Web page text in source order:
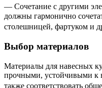
— Сочетание с другими
должны гармонично
столешницей, фартуком и
Выбор материалов
Материалы для навесных
прочными, устойчивыми к
также соответствовать